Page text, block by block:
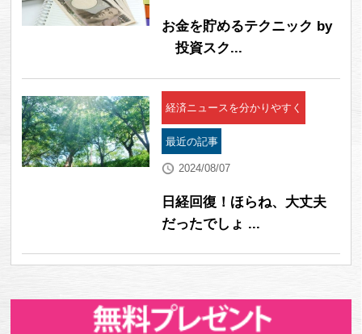
お金を貯めるテクニック by
投資スク...
経済ニュースを分かりやすく
最近の記事
2024/08/07
日経回復！ほらね、大丈夫
だったでしょ ...